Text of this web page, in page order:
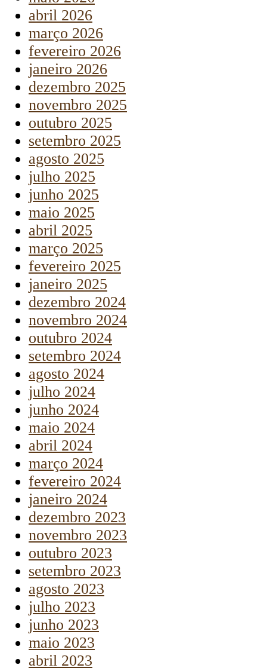
abril 2026
março 2026
fevereiro 2026
janeiro 2026
dezembro 2025
novembro 2025
outubro 2025
setembro 2025
agosto 2025
julho 2025
junho 2025
maio 2025
abril 2025
março 2025
fevereiro 2025
janeiro 2025
dezembro 2024
novembro 2024
outubro 2024
setembro 2024
agosto 2024
julho 2024
junho 2024
maio 2024
abril 2024
março 2024
fevereiro 2024
janeiro 2024
dezembro 2023
novembro 2023
outubro 2023
setembro 2023
agosto 2023
julho 2023
junho 2023
maio 2023
abril 2023